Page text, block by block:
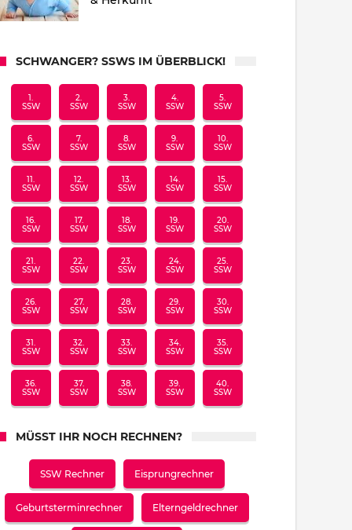
SCHWANGER? SSWS IM ÜBERBLICK!
1.
SSW
2.
SSW
3.
SSW
4.
SSW
5.
SSW
6.
SSW
7.
SSW
8.
SSW
9.
SSW
10.
SSW
11.
SSW
12.
SSW
13.
SSW
14.
SSW
15.
SSW
16.
SSW
17.
SSW
18.
SSW
19.
SSW
20.
SSW
21.
SSW
22.
SSW
23.
SSW
24.
SSW
25.
SSW
26.
SSW
27.
SSW
28.
SSW
29.
SSW
30.
SSW
31.
SSW
32.
SSW
33.
SSW
34.
SSW
35.
SSW
36.
SSW
37.
SSW
38.
SSW
39.
SSW
40.
SSW
MÜSST IHR NOCH RECHNEN?
SSW Rechner Eisprungrechner
Geburtsterminrechner Elterngeldrechner